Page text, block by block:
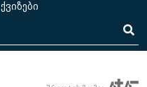
ქვიზები